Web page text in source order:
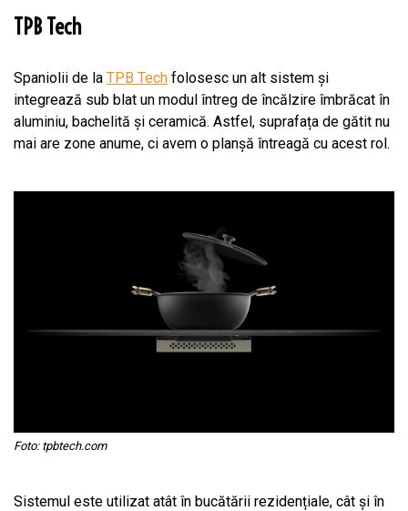
TPB Tech
Spaniolii de la TPB Tech folosesc un alt sistem și
integrează sub blat un modul întreg de încălzire îmbrăcat în
aluminiu, bachelită și ceramică. Astfel, suprafața de gătit nu
mai are zone anume, ci avem o planșă întreagă cu acest rol.
Foto: tpbtech.com
Sistemul este utilizat atât în bucătării rezidențiale, cât și în